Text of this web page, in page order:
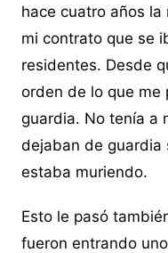
hace cuatro años
mi contrato que se
residentes. Desde
orden de lo que me
guardia. No tenía a
dejaban de guardia
estaba muriendo.
Esto le pasó
fueron entrando